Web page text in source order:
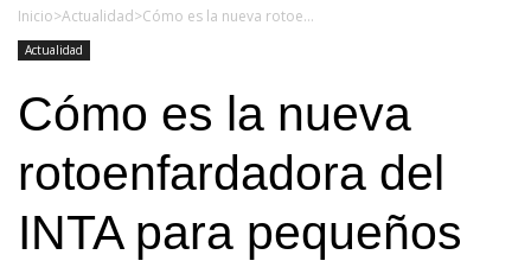
Inicio>Actualidad> Cómo es la nueva rotoenfardadora del INTA para pequeños productores
Actualidad
Cómo es la nueva
rotoenfardadora del
INTA para pequeños